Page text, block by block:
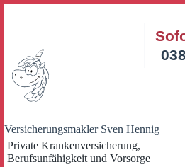
Versicherungsmakler Sven Hennig
Private Krankenversicherung,
Berufsunfähigkeit und Vorsorge